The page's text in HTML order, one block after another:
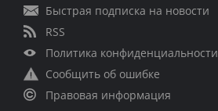
Быстрая подписка на новости
RSS
Политика конфиденциальности
Сообщить об ошибке
Правовая информация